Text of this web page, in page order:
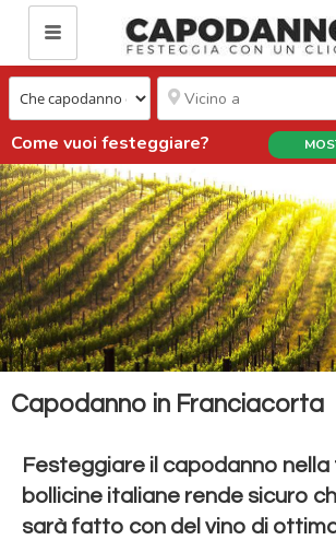
Come vuoi festeggiare?
Capodanno in Franciacorta
Festeggiare il capodanno
bollicine italiane rende sicuro
sarà fatto con del vino di